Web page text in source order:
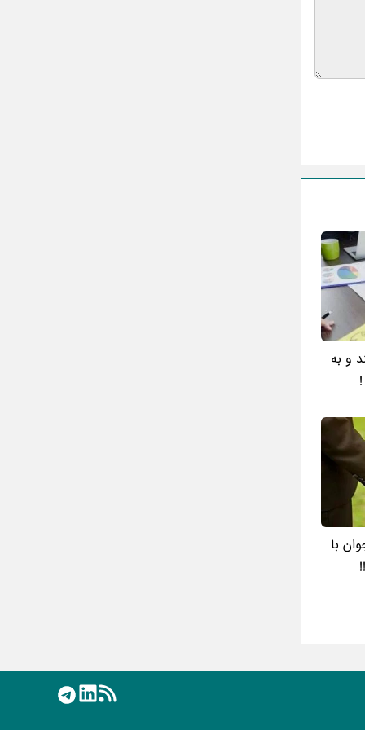
و به
با